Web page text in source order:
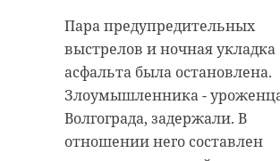
Пара предупредительных
выстрелов и ночная укладка
асфальта была остановлена.
Злоумышленника -
Волгограда, задержали. В
отношении него составлен
санкт-петербург
хулиганство
следственный комитет
созданы специально для этой
выставки.
Повествование начинается с
классических произведений
русского искусства, которые